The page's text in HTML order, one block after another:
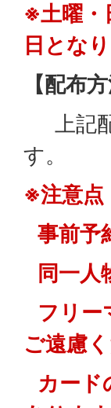
※土曜・
日とな
【配布方
上記配
す。
※注意点
事前予
同一人
フリー
ご遠慮く
カード